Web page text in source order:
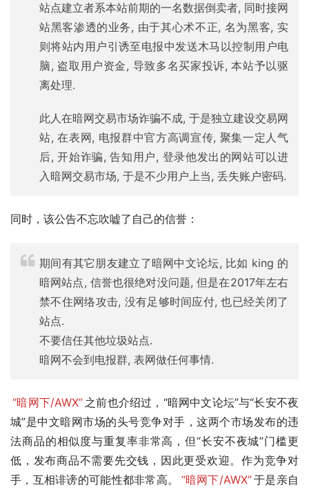
站点建立者系本站前期的一名数据倒卖者, 同时接网
站黑客渗透的业务, 由于其心术不正, 名为黑客, 实
则将站内用户引诱至电报中发送木马以控制用户电
脑, 盗取用户资金, 导致多名买家投诉, 本站予以驱
离处理.
此人在暗网交易市场诈骗不成, 于是独立建设交易网
站, 在表网, 电报群中官方高调宣传, 聚集一定人气
后, 开始诈骗, 告知用户, 登录他发出的网站可以进
入暗网交易市场, 于是不少用户上当, 丢失账户密码.
同时，该公告不忘吹嘘了自己的信誉：
期间有其它朋友建立了暗网中文论坛, 比如 king 的
暗网站点, 信誉也很绝对没问题, 但是在2017年左右
禁不住网络攻击, 没有足够时间应付, 也已经关闭了
站点.
不要信任其他垃圾站点.
暗网不会到电报群, 表网做任何事情.
“暗网下/AWX” 之前也介绍过，“暗网中文论坛”与“长安不夜
城”是中文暗网市场的头号竞争对手，这两个市场发布的违
法商品的相似度与重复率非常高，但“长安不夜城”门槛更
低，发布商品不需要先交钱，因此更受欢迎。作为竞争对
手，互相诽谤的可能性都非常高。
“暗网下/AWX”于是亲自